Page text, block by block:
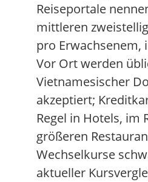
Reiseportale
mittleren
pro Erwachsenem,
Vor Ort werden
Vietnamesischer
akzeptiert;
Regel in Hotels, im
größeren
Wechselkurse
aktueller